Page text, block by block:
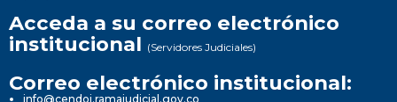
Acceda a su correo electrónico
institucional (Servidores Judiciales)
Correo electrónico institucional:
info@cendoj.ramajudicial.gov.co